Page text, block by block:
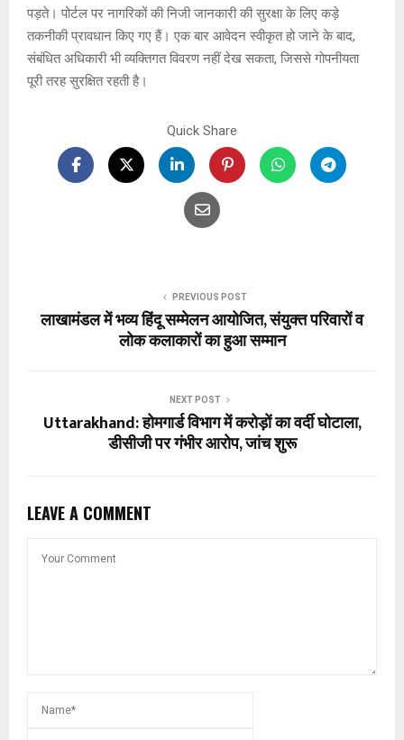
पड़ते। पोर्टल पर नागरिकों की निजी जानकारी की सुरक्षा के लिए कड़े
तकनीकी प्रावधान किए गए हैं। एक बार आवेदन स्वीकृत हो जाने के बाद,
संबंधित अधिकारी भी व्यक्तिगत विवरण नहीं देख सकता, जिससे गोपनीयता
पूरी तरह सुरक्षित रहती है।
Quick Share
PREVIOUS POST
लाखामंडल में भव्य हिंदू सम्मेलन आयोजित, संयुक्त परिवारों व
लोक कलाकारों का हुआ सम्मान
NEXT POST
Uttarakhand: होमगार्ड विभाग में करोड़ों का वर्दी घोटाला,
डीसीजी पर गंभीर आरोप, जांच शुरू
LEAVE A COMMENT